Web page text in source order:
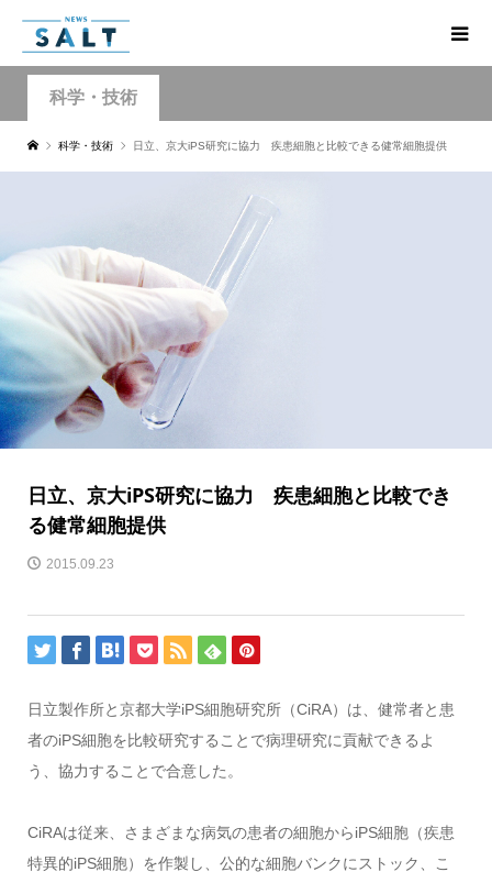
科学・技術
科学・技術 日立、京大iPS研究に協力 疾患細胞と比較できる健常細胞提供
日立、京大iPS研究に協力 疾患細胞と比較でき
る健常細胞提供
2015.09.23
日立製作所と京都大学iPS細胞研究所（CiRA）は、健常者と患
者のiPS細胞を比較研究することで病理研究に貢献できるよ
う、協力することで合意した。
CiRAは従来、さまざまな病気の患者の細胞からiPS細胞（疾患
特異的iPS細胞）を作製し、公的な細胞バンクにストック、こ